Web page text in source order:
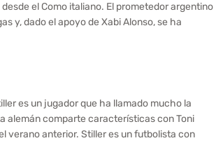
el Como italiano. El prometedor argentino
y, dado el apoyo de Xabi Alonso, se ha
es un jugador que ha llamado mucho la
alemán comparte características con Toni
verano anterior. Stiller es un futbolista con